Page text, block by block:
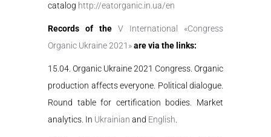
catalog http://eatorganic.in.ua/en
Records of the V International «Congress
Organic Ukraine 2021 »arevia the links:
15.04. Organic Ukraine2021 Congress. Organic
production affects everyone. Political dialogue.
Round table for certification bodies. Market
analytics. In Ukrainian and English